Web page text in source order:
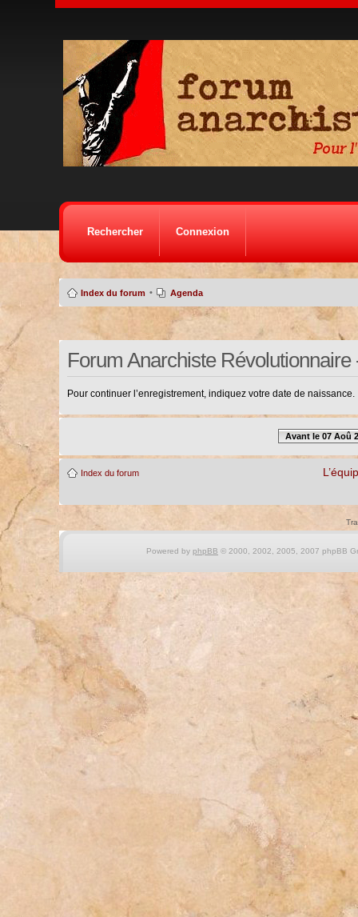
Rechercher Connexion
Index du forum • Agenda
Forum Anarchiste
Pour continuer l’enregistrement, indiquez votre date de naissance.
Avant le 07 Aoû
Index du forum
Powered by phpBB © 2000, 2002, 2005, 2007 phpBB